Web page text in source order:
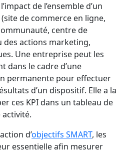
de l’ensemble d’un
de commerce en ligne,
centre de
des actions marketing,
Une entreprise peut les
dans le cadre d’une
permanente pour effectuer
d’un dispositif. Elle a la
ces KPI dans un tableau de
d’objectifs SMART, les
essentielle afin mesurer